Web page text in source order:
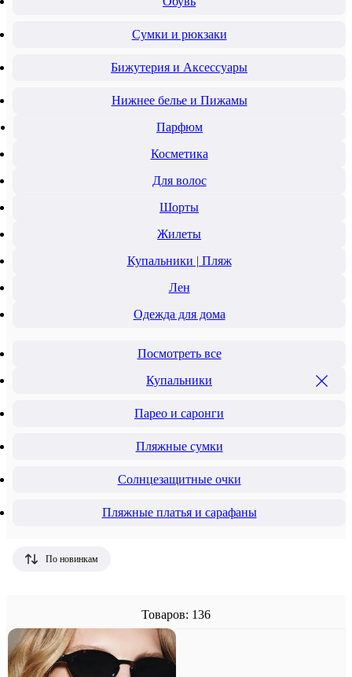
Сумки и рюкзаки
Бижутерия и Аксессуары
Нижнее белье и Пижамы
Парфюм
Косметика
Для волос
Шорты
Жилеты
Купальники | Пляж
Лен
Одежда для дома
Посмотреть все
Купальники
Парео и саронги
Пляжные сумки
Солнцезащитные очки
Пляжные платья и сарафаны
По новинкам
Товаров: 136